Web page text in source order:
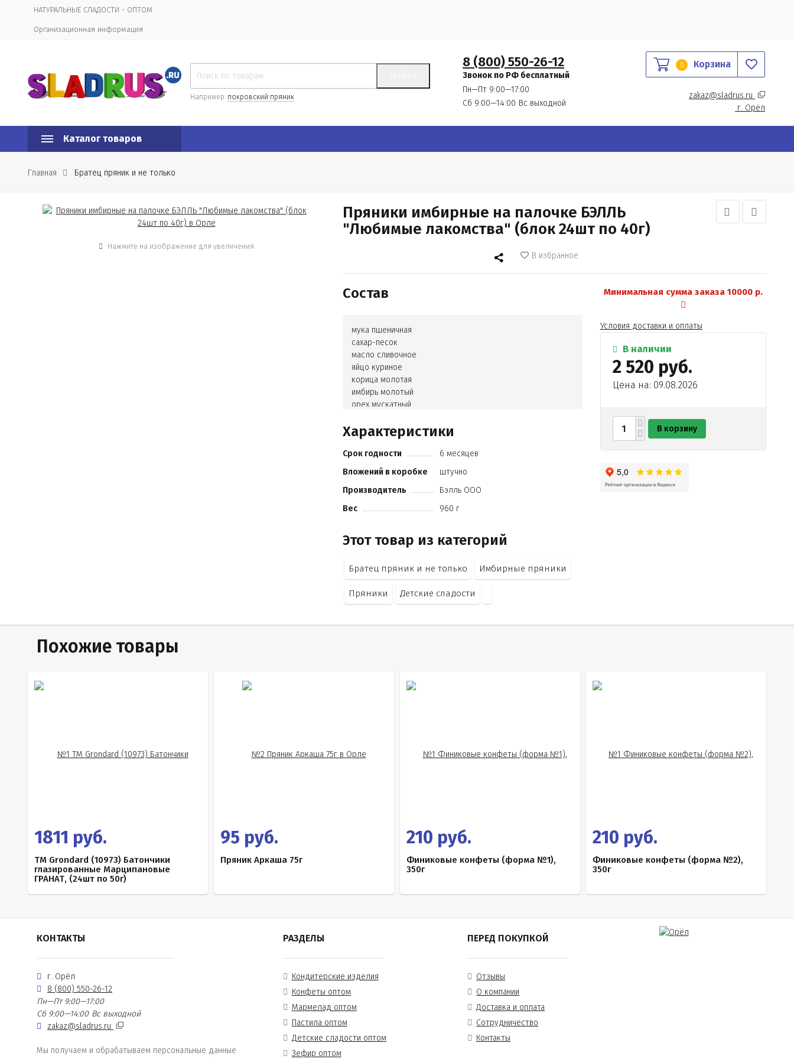
НАТУРАЛЬНЫЕ СЛАДОСТИ - ОПТОМ
Организационная информация
Например: покровский пряник
8 (800) 550-26-12
Звонок по РФ бесплатный
Пн—Пт 9:00—17:00
Сб 9:00—14:00 Вс выходной
0 Корзина
zakaz@sladrus.ru
г. Орёл
Каталог товаров
Главная Братец пряник и не только
Нажмите на изображение для увеличения
Пряники имбирные на палочке БЭЛЛЬ
"Любимые лакомства" (блок 24шт по 40г)
В избранное
Состав
мука пшеничная
сахар-песок
масло сливочное
яйцо куриное
корица молотая
имбирь молотый
орех мускатный
гвоздика
регулятор кислотности
соль
пудра сахарная
белок яичный сухой
Характеристики
Срок годности
6 месяцев
Вложений в коробке
штучно
Производитель
Бэлль ООО
Вес
960 г
Этот товар из категорий
Братец пряник и не только Имбирные пряники
Пряники Детские сладости
Минимальная сумма заказа 10000 р.
Условия доставки и оплаты
В наличии
2 520 руб.
Цена на: 09.08.2026
В корзину
Похожие товары
1811 руб.
TM Grondard (10973) Батончики
глазированные Марципановые
ГРАНАТ, (24шт по 50г)
95 руб.
Пряник Аркаша 75г
210 руб.
Финиковые конфеты (форма №1),
350г
210 руб.
Финиковые конфеты (форма №2),
350г
КОНТАКТЫ
г. Орёл
8 (800) 550-26-12
Пн—Пт 9:00—17:00
Сб 9:00—14:00 Вс выходной
zakaz@sladrus.ru
Мы получаем и обрабатываем персональные данные
РАЗДЕЛЫ
Кондитерские изделия
Конфеты оптом
Мармелад оптом
Пастила оптом
Детские сладости оптом
Зефир оптом
ПЕРЕД ПОКУПКОЙ
Отзывы
О компании
Доставка и оплата
Сотрудничество
Контакты